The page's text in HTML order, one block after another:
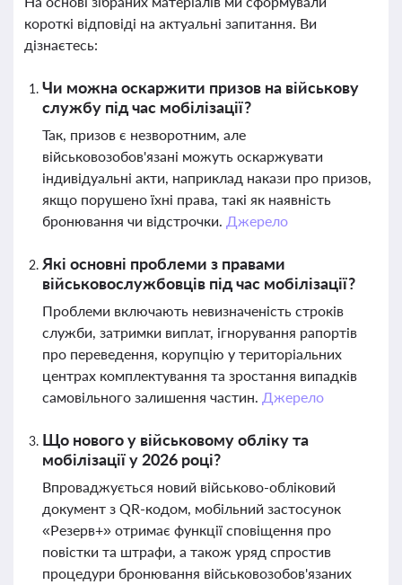
короткі відповіді на актуальні запитання. Ви
дізнаєтесь:
Чи можна оскаржити призов на військову
службу під час мобілізації?
Так, призов є незворотним, але
військовозобов'язані можуть оскаржувати
індивідуальні акти, наприклад накази про призов,
якщо порушено їхні права, такі як наявність
бронювання чи відстрочки. Джерело
Які основні проблеми з правами
військовослужбовців під час мобілізації?
Проблеми включають невизначеність строків
служби, затримки виплат, ігнорування рапортів
про переведення, корупцію у територіальних
центрах комплектування та зростання випадків
самовільного залишення частин. Джерело
Що нового у військовому обліку та
мобілізації у 2026 році?
Впроваджується новий військово-обліковий
документ з QR-кодом, мобільний застосунок
«Резерв+» отримає функції сповіщення про
повістки та штрафи, а також уряд спростив
процедури бронювання військовозобов'язаних